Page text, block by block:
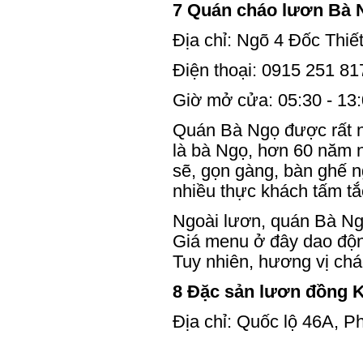
7 Quán cháo lươn Bà
Địa chỉ: Ngõ 4 Đốc
Điện thoại: 0915 251
Giờ mở cửa: 05:30 -
Quán Bà Ngọ được rất
là bà Ngọ, hơn 60
sẽ, gọn gàng, bàn ghế
nhiều thực khách tấm
Ngoài lươn, quán Bà
Giá menu ở đây dao
Tuy nhiên, hương vị
8 Đặc sản lươn đồng
Địa chỉ: Quốc lộ 46A,